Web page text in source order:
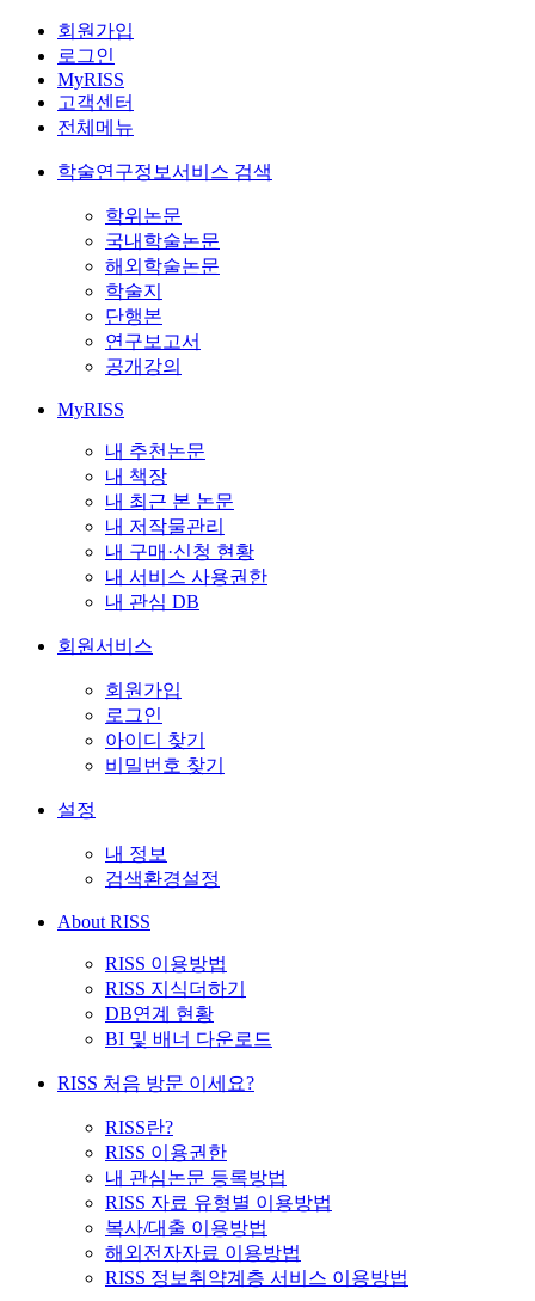
회원가입
로그인
MyRISS
고객센터
전체메뉴
학술연구정보서비스 검색
학위논문
국내학술논문
해외학술논문
학술지
단행본
연구보고서
공개강의
MyRISS
내 추천논문
내 책장
내 최근 본 논문
내 저작물관리
내 구매·신청 현황
내 서비스 사용권한
내 관심 DB
회원서비스
회원가입
로그인
아이디 찾기
비밀번호 찾기
설정
내 정보
검색환경설정
About RISS
RISS 이용방법
RISS 지식더하기
DB연계 현황
BI 및 배너 다운로드
RISS 처음 방문 이세요?
RISS란?
RISS 이용권한
내 관심논문 등록방법
RISS 자료 유형별 이용방법
복사/대출 이용방법
해외전자자료 이용방법
RISS 정보취약계층 서비스 이용방법